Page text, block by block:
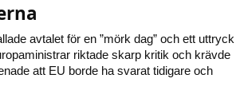
avtalet för en ”mörk dag” och ett uttryck
riktade skarp kritik och krävde
att EU borde ha svarat tidigare och